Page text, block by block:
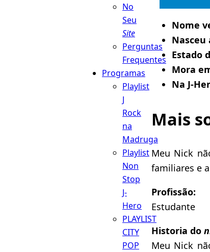
No
Seu
Site
Perguntas
Frequentes
Programas
Playlist
J
Rock
na
Madruga
Playlist
Non
Stop
J-
Hero
PLAYLIST
CITY
POP
Nome
Nasceu
Estado
Mora
Na J-
Mais
Meu Nick
familiares e
Profissão:
Estudante
Historia do
Meu Nick